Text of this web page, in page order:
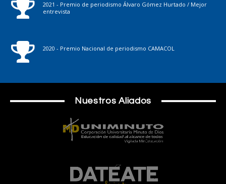
2021 - Premio de periodismo Álvaro Gómez Hurtado / Mejor
entrevista
2020 - Premio Nacional de periodismo CAMACOL
Nuestros Aliados